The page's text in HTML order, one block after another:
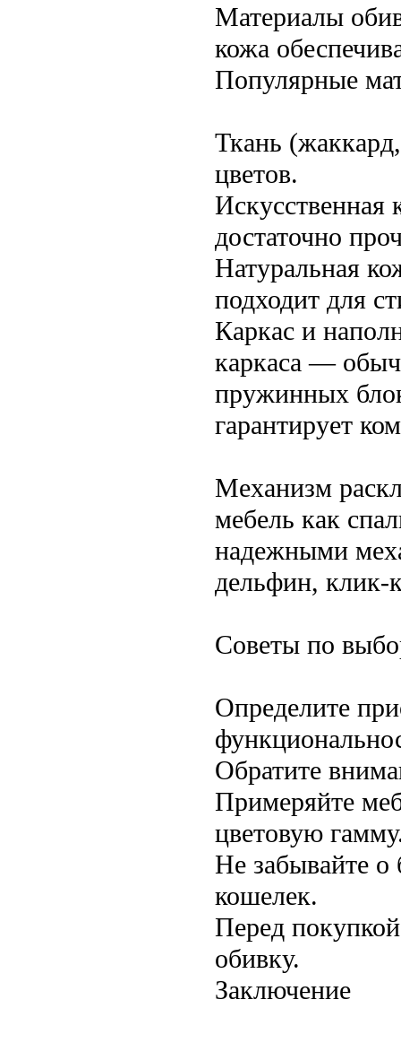
Материалы
кожа
Популярные
Ткань
цветов.
Искусственная
достаточно
Натуральная
подходит для
Каркас и
каркаса —
пружинных
гарантирует
Механизм
мебель как
надежными
дельфин, клик-
Советы по
Определите
Обратите
Примеряйте
цветовую
Не забывайте
кошелек.
Перед
обивку.
Заключение